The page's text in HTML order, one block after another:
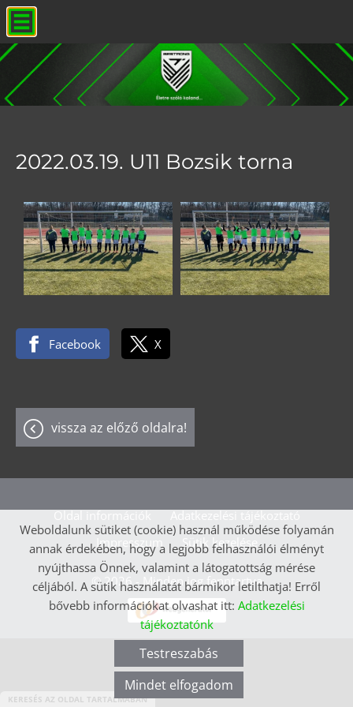
2022.03.19. U11 Bozsik torna
Facebook X
vissza az előző oldalra!
© 2026 - Minden jog fenntartva
Oldal információk
Adatkezelési tájékoztató
Impresszum
Sütik kezelése
Mindet elfogadom
Testreszabás
Weboldalunk sütiket (cookie) használ működése folyamán
annak érdekében, hogy a legjobb felhasználói élményt
nyújthassa Önnek, valamint a látogatottság mérése
céljából. A sütik használatát bármikor letilthatja! Erről
bővebb információkat olvashat itt: Adatkezelési
tájékoztatónk
KERESÉS AZ OLDAL TARTALMÁBAN